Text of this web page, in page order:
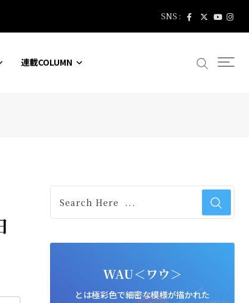
SNS :
連載COLUMN
WAU＜ワウ＞
とは極彩色で細密な模様が描かれた